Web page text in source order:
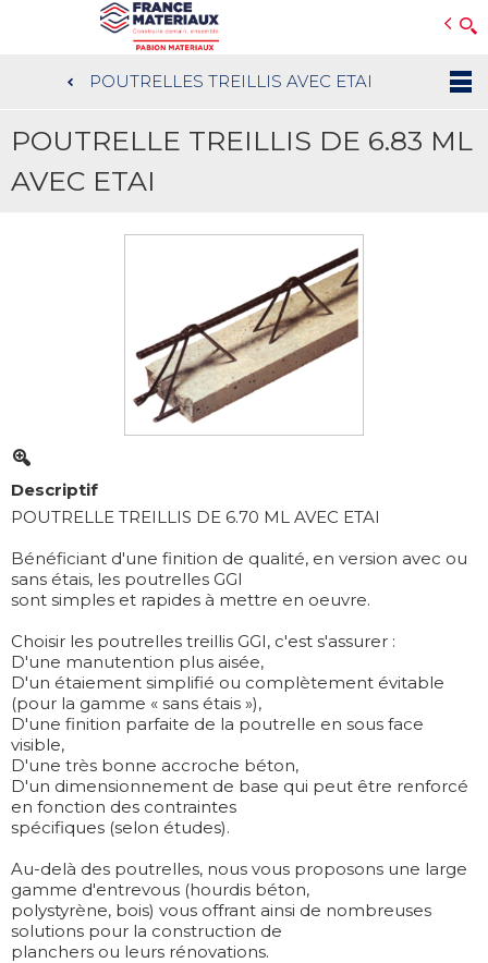
au
contenu
POUTRELLES TREILLIS AVEC ETAI
POUTRELLE TREILLIS DE 6.83 ML
AVEC ETAI
Descriptif
POUTRELLE TREILLIS DE 6.70 ML AVEC ETAI
Bénéficiant d'une finition de qualité, en version avec ou
sans étais, les poutrelles GGI
sont simples et rapides à mettre en oeuvre.
Choisir les poutrelles treillis GGI, c'est s'assurer :
D'une manutention plus aisée,
D'un étaiement simplifié ou complètement évitable
(pour la gamme « sans étais »),
D'une finition parfaite de la poutrelle en sous face
visible,
D'une très bonne accroche béton,
D'un dimensionnement de base qui peut être renforcé
en fonction des contraintes
spécifiques (selon études).
Au-delà des poutrelles, nous vous proposons une large
gamme d'entrevous (hourdis béton,
polystyrène, bois) vous offrant ainsi de nombreuses
solutions pour la construction de
planchers ou leurs rénovations.